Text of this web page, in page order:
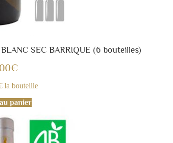
SEC BARRIQUE (6 bouteilles)
€
la bouteille
panier